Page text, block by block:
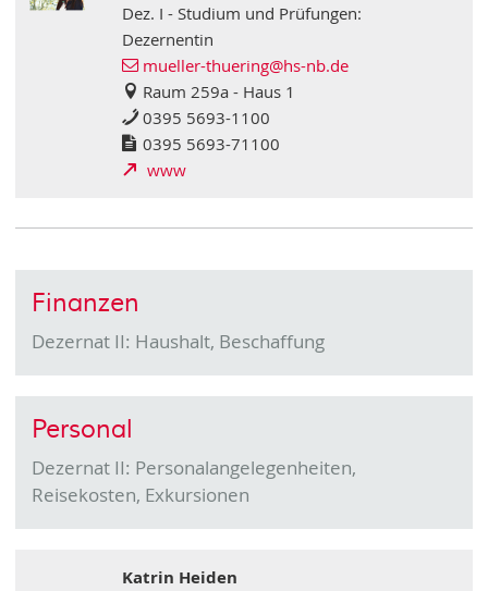
Dez. I - Studium und Prüfungen:
Dezernentin
mueller-thuering@hs-nb.de
Raum 259a - Haus 1
0395 5693-1100
0395 5693-71100
www
Finanzen
Dezernat II: Haushalt, Beschaffung
Personal
Dezernat II: Personalangelegenheiten,
Reisekosten, Exkursionen
Katrin Heiden